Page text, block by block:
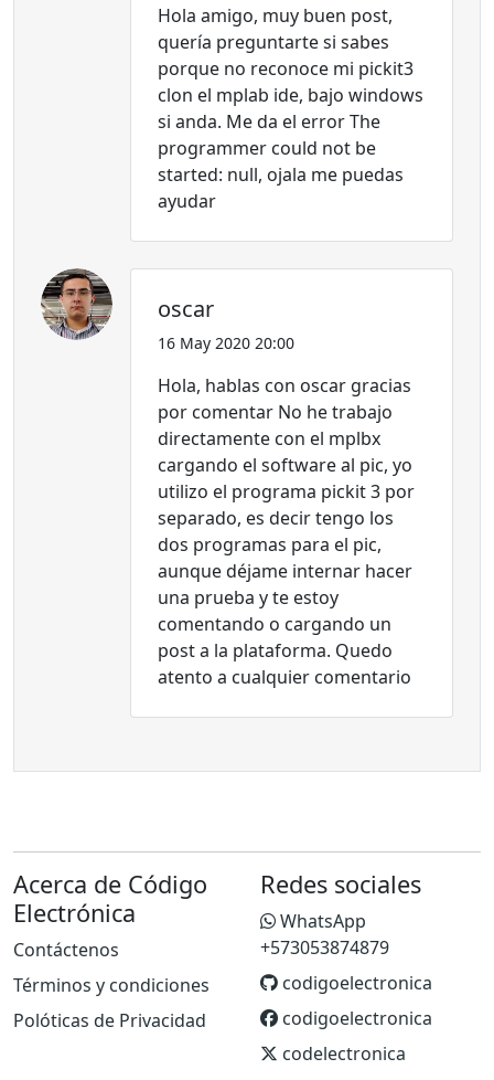
Hola amigo, muy buen post,
quería preguntarte si sabes
porque no reconoce mi pickit3
clon el mplab ide, bajo windows
si anda. Me da el error The
programmer could not be
started: null, ojala me puedas
ayudar
oscar
16 May 2020 20:00
Hola, hablas con oscar gracias
por comentar No he trabajo
directamente con el mplbx
cargando el software al pic, yo
utilizo el programa pickit 3 por
separado, es decir tengo los
dos programas para el pic,
aunque déjame internar hacer
una prueba y te estoy
comentando o cargando un
post a la plataforma. Quedo
atento a cualquier comentario
Acerca de Código
Electrónica
Contáctenos
Términos y condiciones
Polóticas de Privacidad
Redes sociales
WhatsApp
+573053874879
codigoelectronica
codigoelectronica
codelectronica